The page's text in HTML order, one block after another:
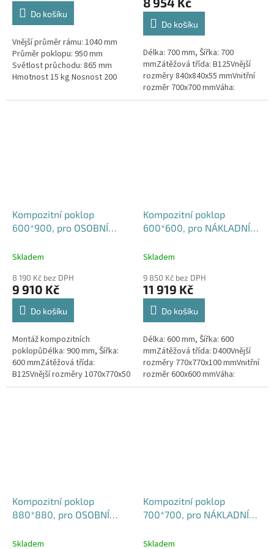
5,0
hvězdiček.
Do košíku
Vnější průměr rámu: 1040 mm
Průměr poklopu: 950 mm
Světlost průchodu: 865 mm
Hmotnost 15 kg Nosnost 200
šroubů
Do košíku
Délka: 700 mm, Šířka: 700
mmZátěžová třída: B125Vnější
rozměry 840x840x55 mmVnitřní
rozměr 700x700 mmVáha:
42kgPovrchová úprava:
Kompozitní poklop
600*900, pro OSOBNÍ
pachotěsný
Skladem
8 190 Kč bez DPH
9 910 Kč
Do košíku
Montáž kompozitních
poklopůDélka: 900 mm, Šířka:
600 mmZátěžová třída:
B125Vnější rozměry 1070x770x50
mmVnitřní rozměr 900x600
Kompozitní poklop
600*600, pro NÁKLADNÍ
pachotěsný
Skladem
9 850 Kč bez DPH
11 919 Kč
Do košíku
Délka: 600 mm, Šířka: 600
mmZátěžová třída: D400Vnější
rozměry 770x770x100 mmVnitřní
rozměr 600x600 mmVáha:
65kgPovrchová úprava:
Kompozitní poklop
880*880, pro OSOBNÍ
Skladem
Kompozitní poklop
700*700, pro NÁKLADNÍ
pachotěsný
Skladem